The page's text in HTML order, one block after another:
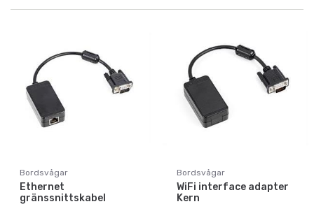
Bordsvågar
Ethernet
gränssnittskabel
Bordsvågar
WiFi interface adapter
Kern